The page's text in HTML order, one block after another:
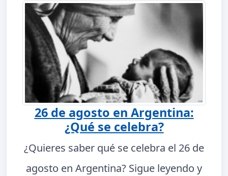
26 de agosto en Argentina:
¿Qué se celebra?
¿Quieres saber qué se celebra el 26 de
agosto en Argentina? Sigue leyendo y